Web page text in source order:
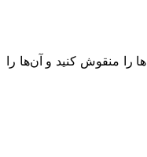
منقوش کنید و آن‌ها را